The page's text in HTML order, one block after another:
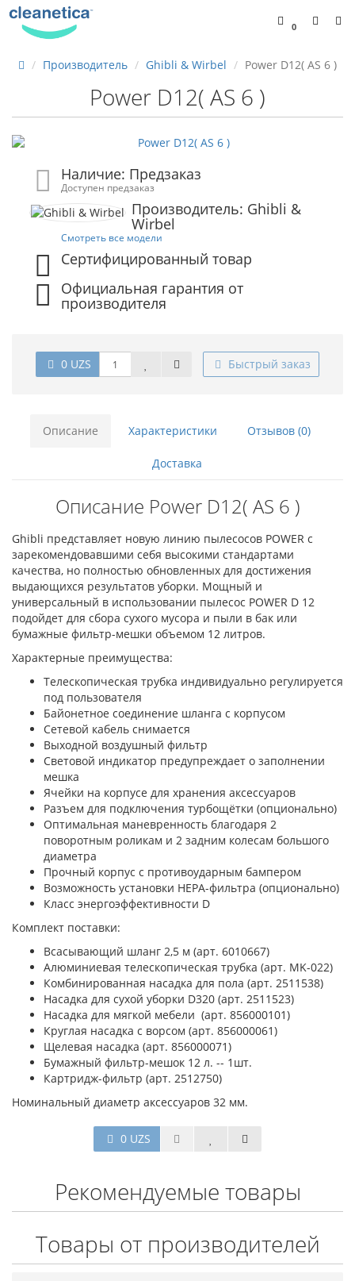
0
Производитель Ghibli & Wirbel Power D12( АS 6 )
Power D12( АS 6 )
Наличие: Предзаказ
Доступен предзаказ
Производитель: Ghibli &
Wirbel
Смотреть все модели
Сертифицированный товар
Официальная гарантия от
производителя
0 UZS Быстрый заказ
Описание Характеристики Отзывов (0)
Доставка
Описание Power D12( АS 6 )
Ghibli представляет новую линию пылесосов POWER с
зарекомендовавшими себя высокими стандартами
качества, но полностью обновленных для достижения
выдающихся результатов уборки. Мощный и
универсальный в использовании пылесос POWER D 12
подойдет для сбора сухого мусора и пыли в бак или
бумажные фильтр-мешки объемом 12 литров.
Характерные преимущества:
Телескопическая трубка индивидуально регулируется
под пользователя
Байонетное соединение шланга с корпусом
Сетевой кабель снимается
Выходной воздушный фильтр
Световой индикатор предупреждает о заполнении
мешка
Ячейки на корпусе для хранения аксессуаров
Разъем для подключения турбощётки (опционально)
Оптимальная маневренность благодаря 2
поворотным роликам и 2 задним колесам большого
диаметра
Прочный корпус с противоударным бампером
Возможность установки HEPA-фильтра (опционально)
Класс энергоэффективности D
Комплект поставки:
Всасывающий шланг 2,5 м (арт. 6010667)
Алюминиевая телескопическая трубка (арт. MK-022)
Комбинированная насадка для пола (арт. 2511538)
Насадка для сухой уборки D320 (арт. 2511523)
Насадка для мягкой мебели (арт. 856000101)
Круглая насадка с ворсом (арт. 856000061)
Щелевая насадка (арт. 856000071)
Бумажный фильтр-мешок 12 л. -- 1шт.
Картридж-фильтр (арт. 2512750)
Номинальный диаметр аксессуаров 32 мм.
0 UZS
Рекомендуемые товары
Товары от производителей